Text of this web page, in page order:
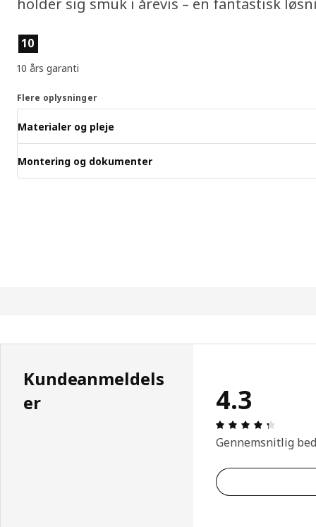
holder sig smuk i årevis – en fantastisk
Produktfunktioner
10
10 års garanti
Flere oplysninger
Materialer og pleje
Montering og dokumenter
Kundeanmeldels
er
4.3
Gennemsnitlig